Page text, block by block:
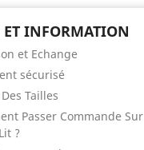
ET INFORMATION
et Echange
sécurisé
Tailles
Passer Commande Sur
?